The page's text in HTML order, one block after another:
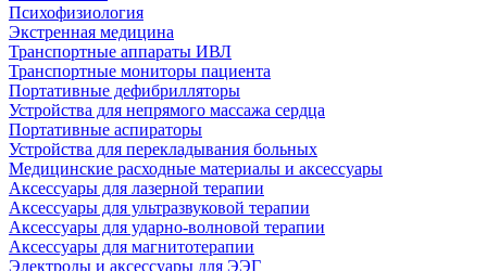
Психофизиология
Экстренная медицина
Транспортные аппараты ИВЛ
Транспортные мониторы пациента
Портативные дефибрилляторы
Устройства для непрямого массажа сердца
Портативные аспираторы
Устройства для перекладывания больных
Медицинские расходные материалы и аксессуары
Аксессуары для лазерной терапии
Аксессуары для ультразвуковой терапии
Аксессуары для ударно-волновой терапии
Аксессуары для магнитотерапии
Электроды и аксессуары для ЭЭГ